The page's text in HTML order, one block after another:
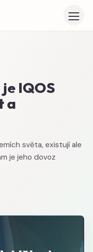
IQOS
a
světa, existují ale
je jeho dovoz